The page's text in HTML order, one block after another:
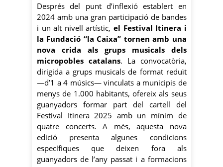
Després del punt d’inflexió establert en
2024 amb una gran participació de bandes
i un alt nivell artístic, el Festival Itinera i
la Fundació “la Caixa” tornen amb una
nova crida als grups musicals dels
micropobles catalans. La convocatòria,
dirigida a grups musicals de format reduït
—d’1 a 4 músics— vinculats a municipis de
menys de 1.000 habitants, ofereix als seus
guanyadors formar part del cartell del
Festival Itinera 2025 amb un mínim de
quatre concerts. A més, aquesta nova
edició presenta algunes condicions
específiques que deixen fora als
guanyadors de l’any passat i a formacions